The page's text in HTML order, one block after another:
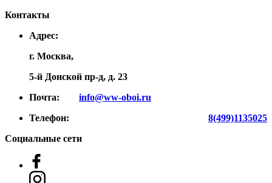
Контакты
Адрес:
г. Москва,
5-й Донской пр-д, д. 23
Почта: info@ww-oboi.ru
Телефон:
8(499)1135025
Социальные сети